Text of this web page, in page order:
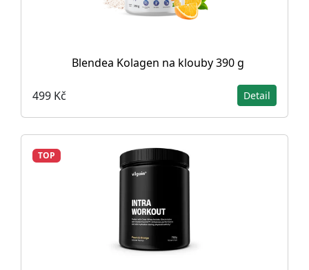
Blendea Kolagen na klouby 390 g
499 Kč Detail
TOP